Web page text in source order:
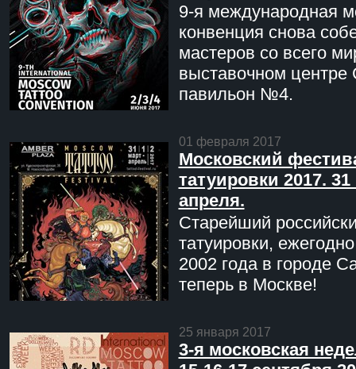
9-я международная
конвенция снова
мастеров со всего
выставочном центре
павильон №4.
01 февраля 2017
Московский
татуировки 2017. 31
апреля.
Старейший
татуировки,
2002 года в городе
теперь в Москве!
25 января 2017
3-я московская